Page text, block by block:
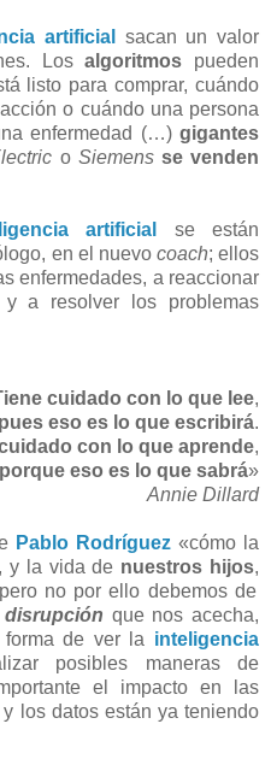
artificial
sacan un valor
Losalgoritmos pueden
listo para comprar, cuándo
o cuándo una persona
enfermedad (…) gigantes
o Siemens se venden
artificial
se están
en el nuevo coach; ellos
enfermedades, a reaccionar
y a resolver los problemas
cuidado con lo que lee,
pues eso es lo que escribirá.
con lo que aprende,
porque eso es lo que sabrá»
Annie Dillard
Pablo Rodríguez«cómo la
, y la vida de nuestros hijos,
no por ello debemos de
disrupción que nos acecha,
forma de ver la inteligencia
posibles maneras de
el impacto en las
los datos están ya teniendo